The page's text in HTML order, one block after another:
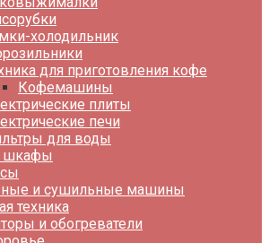
холодильник
для приготовления кофе
Кофемашины
плиты
печи
для воды
шкафы
и сушильные машины
техника
и обогреватели